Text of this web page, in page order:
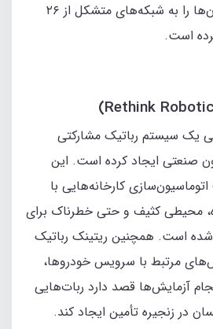
یکدیگر متصل کرده و آن‌ها را به شبکه‌های متشکل از ۲۶
است.
یک سیستم رباتیک مشارکتی
صنعتی ایجاد کرده است. این
کارخانه‌هایی با
محیطی کثیف و حتی خطرناک برای
شده است. همچنین ریتینک رباتیک
مرتبط با سرویس خودروها،
آزمایش‌ها قصد دارد ربات‌هایی
در زنجیره تأمین ایجاد کند.